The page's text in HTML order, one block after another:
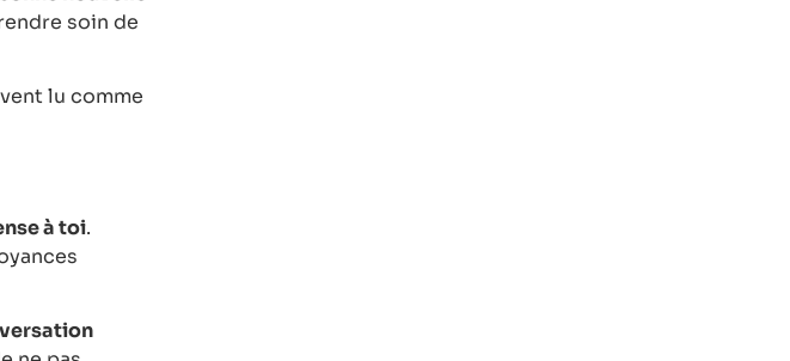
soin de
lu comme
à toi.